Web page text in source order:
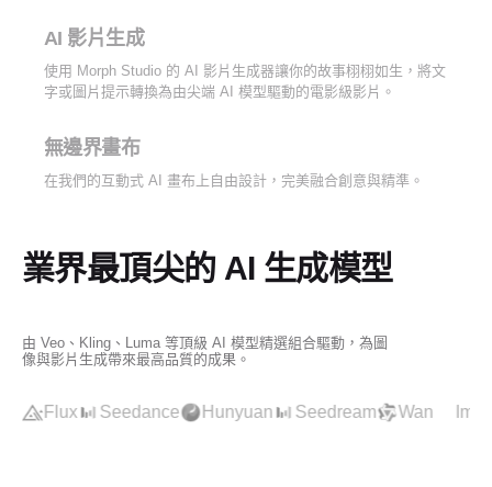
AI 影片生成
使用 Morph Studio 的 AI 影片生成器讓你的故事栩栩如生，將文
字或圖片提示轉換為由尖端 AI 模型驅動的電影級影片。
無邊界畫布
在我們的互動式 AI 畫布上自由設計，完美融合創意與精準。
業界最頂尖的 AI 生成模型
由 Veo、Kling、Luma 等頂級 AI 模型精選組合驅動，為圖
像與影片生成帶來最高品質的成果。
Luma Flux Seedance Hunyuan Seedream Wan